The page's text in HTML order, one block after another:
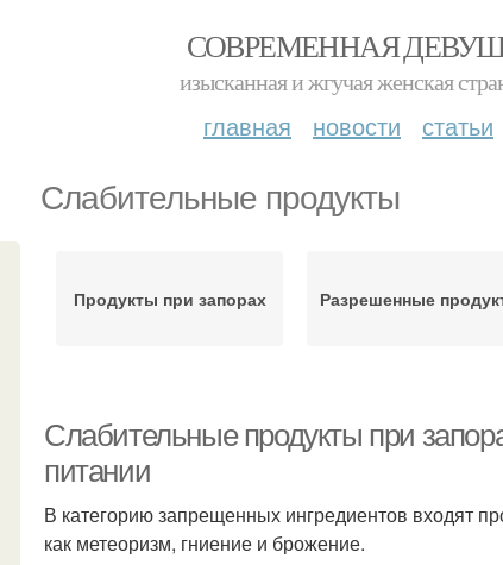
СОВРЕМЕННАЯ
изысканная и жгучая женская
главная новости статьи
Слабительные продукты
Продукты при запорах Разрешенные
Слабительные продукты при
питании
В категорию запрещенных ингредиентов входят
как метеоризм, гниение и брожение.